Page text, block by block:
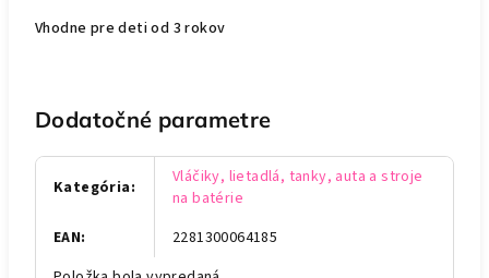
Vhodne pre deti od 3 rokov
Dodatočné parametre
Kategória:
Vláčiky, lietadlá, tanky, auta a stroje
na batérie
EAN:
2281300064185